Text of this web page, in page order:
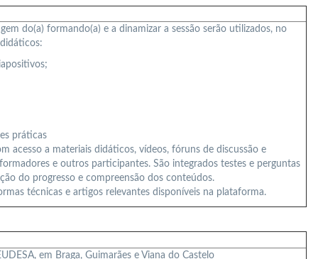
do(a) formando(a) e a dinamizar a sessão serão utilizados, no
práticas
acesso a materiais didáticos, vídeos, fóruns de discussão e
e outros participantes. São integrados testes e perguntas
do progresso e compreensão dos conteúdos.
técnicas e artigos relevantes disponíveis na plataforma.
em Braga, Guimarães e Viana do Castelo